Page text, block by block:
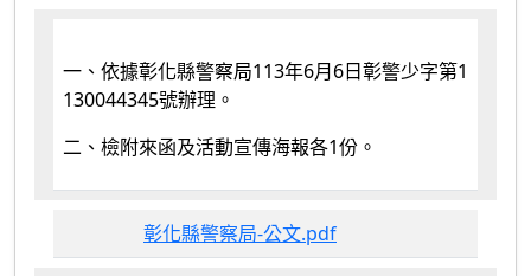
一、依據彰化縣警察局113年6月6日彰警少字第1
130044345號辦理。
二、檢附來函及活動宣傳海報各1份。
彰化縣警察局-公文.pdf